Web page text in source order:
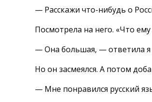
— Расскажи что-нибудь о
Посмотрела на него. «Что
— Она большая, — ответила я
Но он засмеялся. А потом
— Мне понравился русский